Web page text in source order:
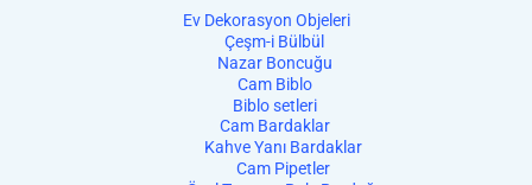
Ev Dekorasyon Objeleri
Çeşm-i Bülbül
Nazar Boncuğu
Cam Biblo
Biblo setleri
Cam Bardaklar
Kahve Yanı Bardaklar
Cam Pipetler